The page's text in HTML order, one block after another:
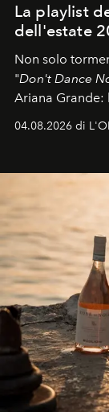
La playlist
dell'estate
Non solo
"Don't Dance
Ariana Grande:
04.08.2026 di